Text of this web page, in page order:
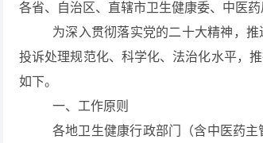
各省、自治区、直辖市卫生健康委、中医
为深入贯彻落实党的二十大精神，
投诉处理规范化、科学化、法治化水平，
如下。
一、工作原则
各地卫生健康行政部门（含中医药